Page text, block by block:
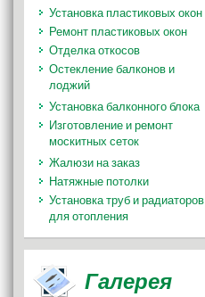
Установка пластиковых окон
Ремонт пластиковых окон
Отделка откосов
Остекление балконов и
лоджий
Установка балконного блока
Изготовление и ремонт
москитных сеток
Жалюзи на заказ
Натяжные потолки
Установка труб и радиаторов
для отопления
Галерея